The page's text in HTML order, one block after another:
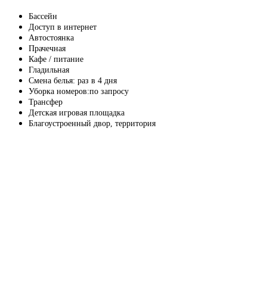
Бассейн
Доступ в интернет
Автостоянка
Прачечная
Кафе / питание
Гладильная
Смена белья: раз в 4 дня
Уборка номеров:по запросу
Трансфер
Детская игровая площадка
Благоустроенный двор, территория